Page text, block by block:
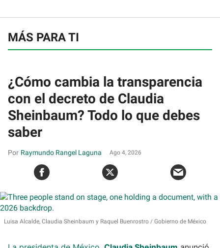
MÁS PARA TI
¿Cómo cambia la transparencia
con el decreto de Claudia
Sheinbaum? Todo lo que debes
saber
Raymundo Rangel Laguna Ago 4, 2026
Luisa Alcalde, Claudia Sheinbaum y Raquel Buenrostro Gobierno de México